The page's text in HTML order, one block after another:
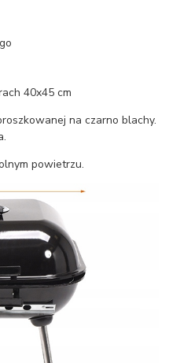
40x45 cm
na czarno blachy.
powietrzu.